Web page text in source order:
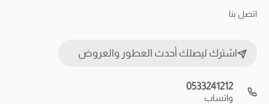
اتصل بنا
اشترك ليصلك أحدث العطور والعروض
0533241212
واتساب